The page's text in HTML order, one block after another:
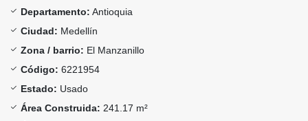
Departamento: Antioquia
Ciudad: Medellín
Zona / barrio: El Manzanillo
Código: 6221954
Estado: Usado
Área Construida: 241.17 m²